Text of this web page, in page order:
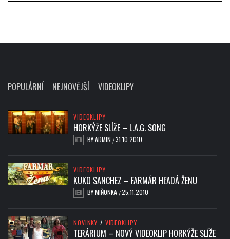
POPULÁRNÍ NEJNOVĚJŠÍ VIDEOKLIPY
VIDEOKLIPY
HORKÝŽE SLÍŽE – L.A.G. SONG
BYADMIN /31.10.2010
VIDEOKLIPY
KUKO SANCHEZ – FARMÁR HĽADÁ ŽENU
BYMIŇONKA /25.11.2010
NOVINKY / VIDEOKLIPY
TERÁRIUM – NOVÝ VIDEOKLIP HORKÝŽE SLÍŽE